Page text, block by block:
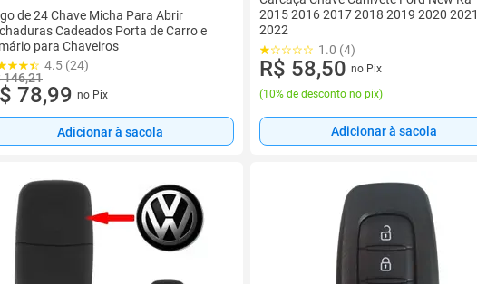
de 24 Chave Micha Para Abrir
Cadeados Porta de Carro e
para Chaveiros
4.5 (24)
146,21
78,99 no Pix
Adicionar à sacola
2015 2016 2017 2018 2019 2020 2021
2022
1.0 (4)
R$ 58,50 no Pix
(10% de desconto no pix)
Adicionar à sacola